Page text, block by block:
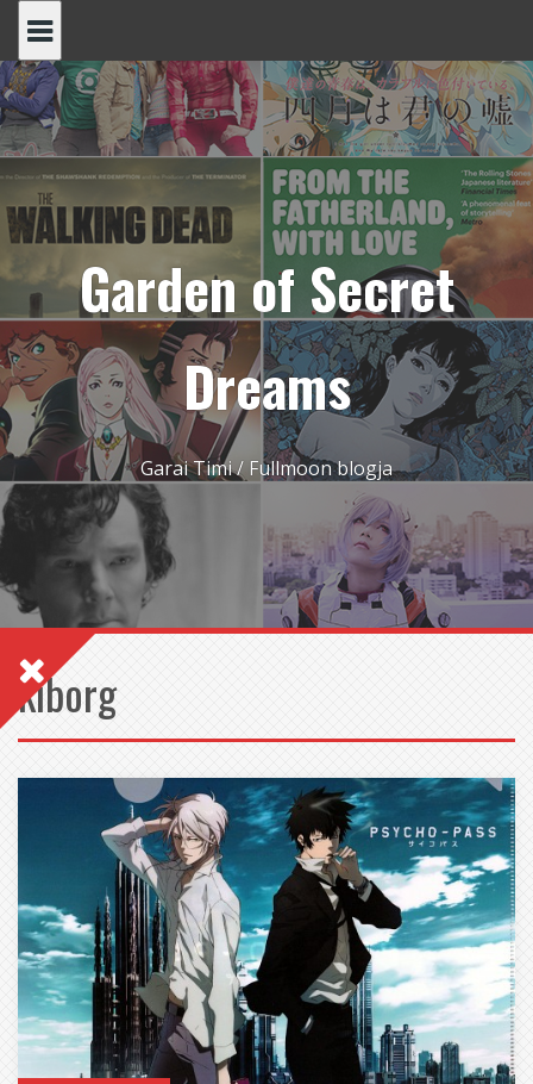
content
Garden of Secret
Dreams
Garai Timi / Fullmoon blogja
kiborg